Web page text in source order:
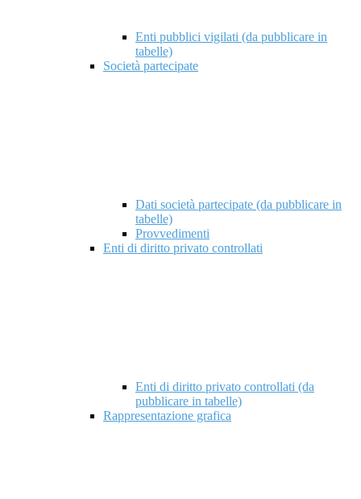
Enti pubblici vigilati (da pubblicare in
tabelle)
Società partecipate
Dati società partecipate (da pubblicare in
tabelle)
Provvedimenti
Enti di diritto privato controllati
Enti di diritto privato controllati (da
pubblicare in tabelle)
Rappresentazione grafica